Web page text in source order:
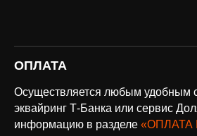
ОПЛАТА
Осуществляется любым удобным
эквайринг Т-Банка или сервис
информацию в разделе «ОПЛАТА
оплата и
доставка
Подробнее
Доставка по всей России и странам
СНГ